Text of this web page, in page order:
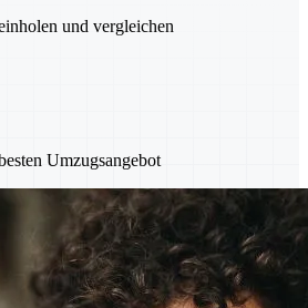
und vergleichen
Umzugsangebot